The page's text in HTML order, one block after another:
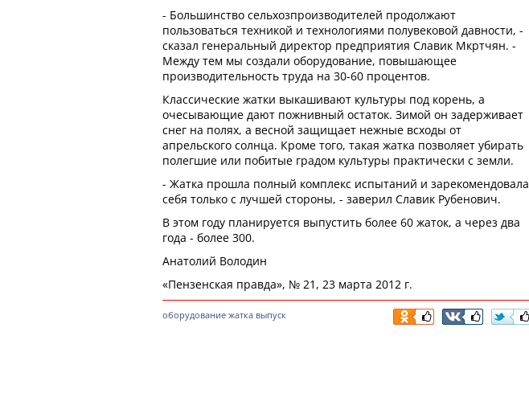
- Большинство сельхозпроизводителей продолжают
пользоваться техникой и технологиями полувековой давности, -
сказал генеральный директор предприятия Славик Мкртчян. -
Между тем мы создали оборудование, повышающее
производительность труда на 30-60 процентов.
Классические жатки выкашивают культуры под корень, а
очесывающие дают пожнивный остаток. Зимой он задерживает
снег на полях, а весной защищает нежные всходы от
апрельского солнца. Кроме того, такая жатка позволяет убирать
полегшие или побитые градом культуры практически с земли.
- Жатка прошла полный комплекс испытаний и зарекомендовала
себя только с лучшей стороны, - заверил Славик Рубенович.
В этом году планируется выпустить более 60 жаток, а через два
года - более 300.
Анатолий Володин
«Пензенская правда», № 21, 23 марта 2012 г.
оборудование жатка выпуск